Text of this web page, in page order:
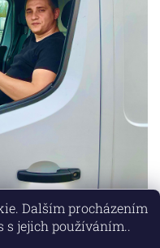
X-VISION
Dalším procházením
s jejich používáním..